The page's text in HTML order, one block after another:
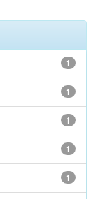
1
1
1
1
1